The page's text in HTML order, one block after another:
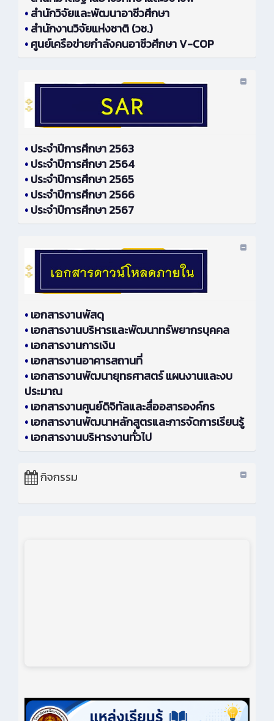
•สำนักวิจัยและพัฒนาอาชีวศึกษา
•สำนักงานวิจัยแห่งชาติ (วช.)
•ศูนย์เครือข่ายกำลังคนอาชีวศึกษา V-COP
•ประจำปีการศึกษา 2563
•ประจำปีการศึกษา 2564
•ประจำปีการศึกษา 2565
•ประจำปีการศึกษา 2566
•ประจำปีการศึกษา 2567
•เอกสารงานพัสดุ
•เอกสารงานบริหารและพัฒนาทรัพยากรบุคคล
•เอกสารงานการเงิน
•เอกสารงานอาคารสถานที่
•เอกสารงานพัฒนายุทธศาสตร์ แผนงานและงบ
ประมาณ
•เอกสารงานศูนย์ดิจิทัลและสื่ออสารองค์กร
•เอกสารงานพัฒนาหลักสูตรและการจัดการเรียนรู้
•เอกสารงานบริหารงานทั่วไป
กิจกรรม